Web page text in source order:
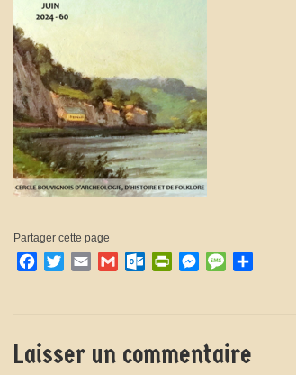
Partager cette page
Facebook
TwitterEmail GmailOutlook.com
PrintFriendly
Messenger
Message
Laisser un commentaire